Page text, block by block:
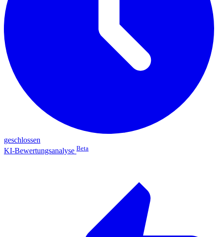
geschlossen
KI-Bewertungsanalyse Beta